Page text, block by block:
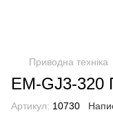
Приводна техніка
EM-GJ3-320
Артикул: 10730